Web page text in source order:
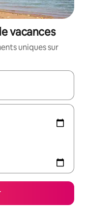
vacances
uniques sur
les flèches vers le